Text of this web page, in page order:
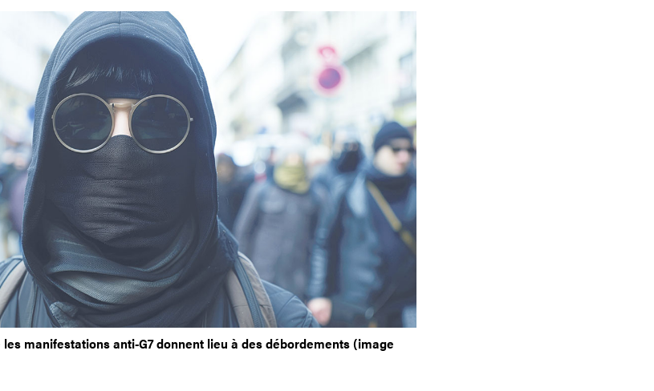
manifestations anti-G7 donnent lieu à des débordements (image